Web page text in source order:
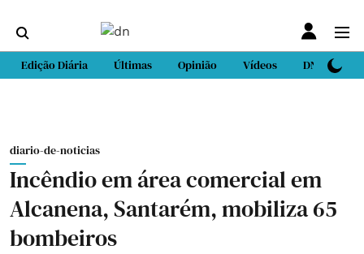
Edição Diária Últimas Opinião Vídeos DN Sport
diario-de-noticias
Incêndio em área comercial em
Alcanena, Santarém, mobiliza 65
bombeiros